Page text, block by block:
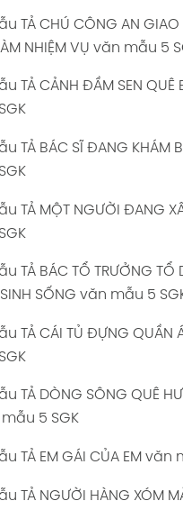
TẢ CHÚ CÔNG AN GIAO
NHIỆM VỤ văn mẫu 5
TẢ CẢNH ĐẦM SEN QUÊ
TẢ BÁC SĨ ĐANG KHÁM
TẢ MỘT NGƯỜI ĐANG
TẢ BÁC TỔ TRƯỞNG TỔ
SINH SỐNG văn mẫu 5
TẢ CÁI TỦ ĐỰNG QUẦN
TẢ DÒNG SÔNG QUÊ
5 SGK
TẢ EM GÁI CỦA EM văn
TẢ NGƯỜI HÀNG XÓM